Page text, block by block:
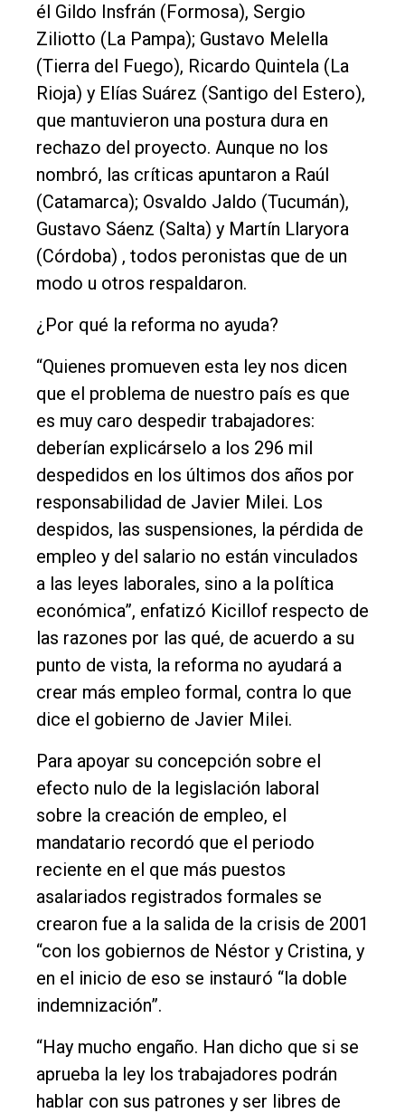
él Gildo Insfrán (Formosa), Sergio
Ziliotto (La Pampa); Gustavo Melella
(Tierra del Fuego), Ricardo Quintela (La
Rioja) y Elías Suárez (Santigo del Estero),
que mantuvieron una postura dura en
rechazo del proyecto. Aunque no los
nombró, las críticas apuntaron a Raúl
(Catamarca); Osvaldo Jaldo (Tucumán),
Gustavo Sáenz (Salta) y Martín Llaryora
(Córdoba) , todos peronistas que de un
modo u otros respaldaron.
¿Por qué la reforma no ayuda?
“Quienes promueven esta ley nos dicen
que el problema de nuestro país es que
es muy caro despedir trabajadores:
deberían explicárselo a los 296 mil
despedidos en los últimos dos años por
responsabilidad de Javier Milei. Los
despidos, las suspensiones, la pérdida de
empleo y del salario no están vinculados
a las leyes laborales, sino a la política
económica”, enfatizó Kicillof respecto de
las razones por las qué, de acuerdo a su
punto de vista, la reforma no ayudará a
crear más empleo formal, contra lo que
dice el gobierno de Javier Milei.
Para apoyar su concepción sobre el
efecto nulo de la legislación laboral
sobre la creación de empleo, el
mandatario recordó que el periodo
reciente en el que más puestos
asalariados registrados formales se
crearon fue a la salida de la crisis de 2001
“con los gobiernos de Néstor y Cristina, y
en el inicio de eso se instauró “la doble
indemnización”.
“Hay mucho engaño. Han dicho que si se
aprueba la ley los trabajadores podrán
hablar con sus patrones y ser libres de